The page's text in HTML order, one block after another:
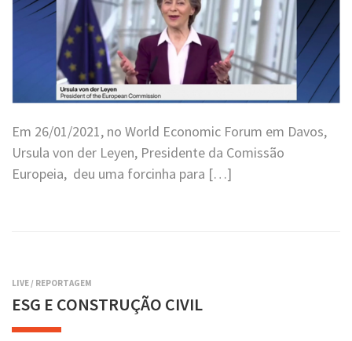
Em 26/01/2021, no World Economic Forum em Davos,
Ursula von der Leyen, Presidente da Comissão
Europeia, deu uma forcinha para […]
LIVE/ REPORTAGEM
ESG E CONSTRUÇÃO CIVIL